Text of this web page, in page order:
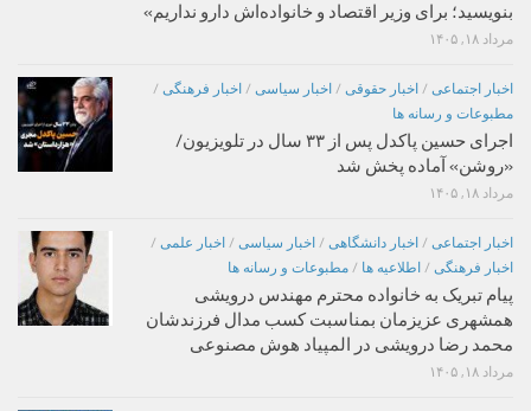
بنویسید؛ برای وزیر اقتصاد و خانواده‌اش دارو نداریم»
مرداد ۱۸, ۱۴۰۵
اخبار اجتماعی / اخبار حقوقی / اخبار سیاسی / اخبار فرهنگی /
مطبوعات و رسانه ها
اجرای حسین پاکدل پس از ۳۳ سال در تلویزیون/
«روشن» آماده پخش شد
مرداد ۱۸, ۱۴۰۵
اخبار اجتماعی / اخبار دانشگاهی / اخبار سیاسی / اخبار علمی /
اخبار فرهنگی / اطلاعیه ها / مطبوعات و رسانه ها
پیام تبریک به خانواده محترم مهندس درویشی
همشهری عزیزمان بمناسبت کسب مدال فرزندشان
محمد رضا درویشی در المپیاد هوش مصنوعی
مرداد ۱۸, ۱۴۰۵